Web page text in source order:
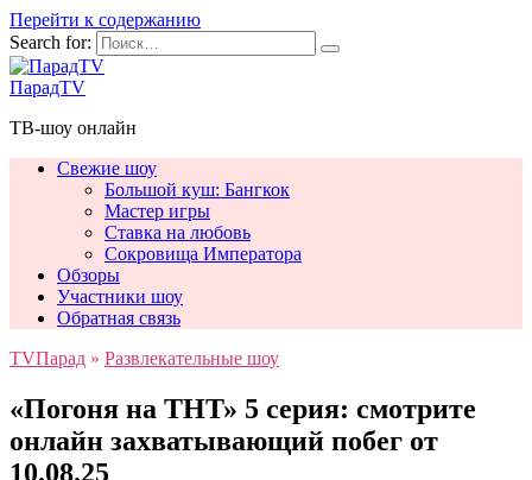
Перейти к содержанию
Search for:
ПарадTV
ТВ-шоу онлайн
Свежие шоу
Большой куш: Бангкок
Мастер игры
Ставка на любовь
Сокровища Императора
Обзоры
Участники шоу
Обратная связь
TVПарад » Развлекательные шоу
«Погоня на ТНТ» 5 серия: смотрите
онлайн захватывающий побег от
10.08.25